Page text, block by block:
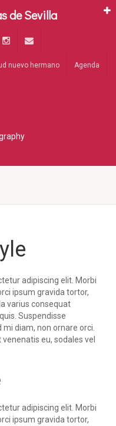
nuevo hermano Agenda
adipiscing elit. Morbi
ipsum gravida tortor,
varius consequat
Suspendisse
diam, non ornare orci.
eu, sodales vel
adipiscing elit. Morbi
ipsum gravida tortor,
de Sevilla